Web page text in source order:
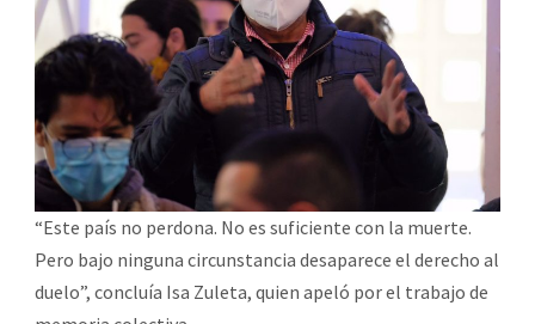
“Este país no perdona. No es suficiente con la muerte.
Pero bajo ninguna circunstancia desaparece el derecho al
duelo”, concluía Isa Zuleta, quien apeló por el trabajo de